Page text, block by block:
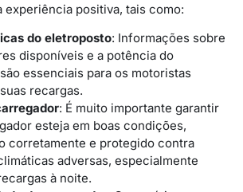
experiência positiva, tais como:
do eletroposto: Informações sobre
disponíveis e a potência do
essenciais para os motoristas
recargas.
: É muito importante garantir
esteja em boas condições,
corretamente e protegido contra
adversas, especialmente
à noite.